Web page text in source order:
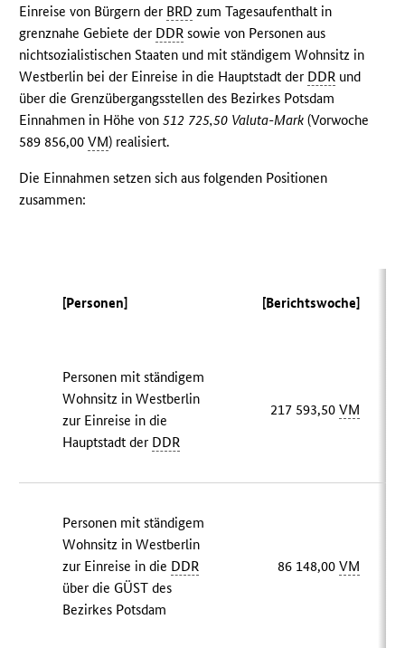
Einreise von Bürgern der BRD zum Tagesaufenthalt in
grenznahe Gebiete der DDR sowie von Personen aus
nichtsozialistischen Staaten und mit ständigem Wohnsitz in
Westberlin bei der Einreise in die Hauptstadt der DDR und
über die Grenzübergangsstellen des Bezirkes Potsdam
Einnahmen in Höhe von512 725,50 Valuta-Mark (Vorwoche
589 856,00VM) realisiert.
Die Einnahmen setzen sich aus folgenden Positionen
zusammen:
[Personen] [Berichtswoche]
Personen mit ständigem
Wohnsitz in Westberlin
zur Einreise in die
Hauptstadt der DDR
217 593,50VM
Personen mit ständigem
Wohnsitz in Westberlin
zur Einreise in die DDR
über die GÜST des
Bezirkes Potsdam
86 148,00VM